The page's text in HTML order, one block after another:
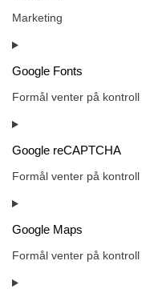
Marketing
Google Fonts
Formål venter på kontroll
Google reCAPTCHA
Formål venter på kontroll
Google Maps
Formål venter på kontroll